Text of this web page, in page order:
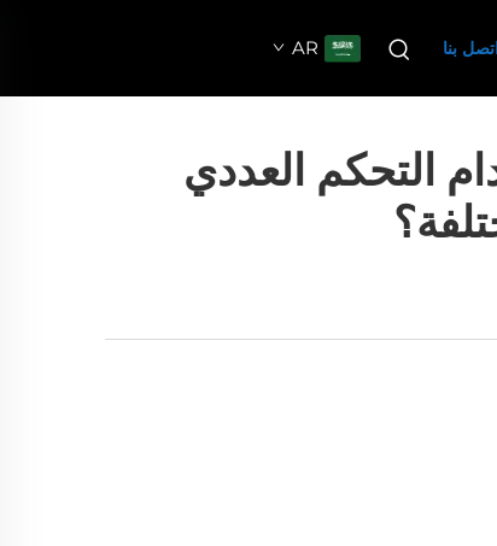
اتصل بنا AR
التحكم العددي